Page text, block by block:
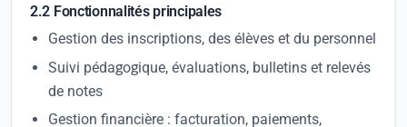
2.2 Fonctionnalités principales
Gestion des inscriptions, des élèves et du personnel
Suivi pédagogique, évaluations, bulletins et relevés
de notes
Gestion financière : facturation, paiements,